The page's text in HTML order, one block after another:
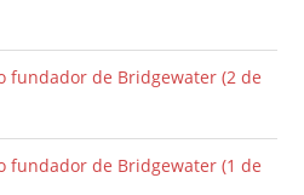
fundador de Bridgewater (2 de
fundador de Bridgewater (1 de